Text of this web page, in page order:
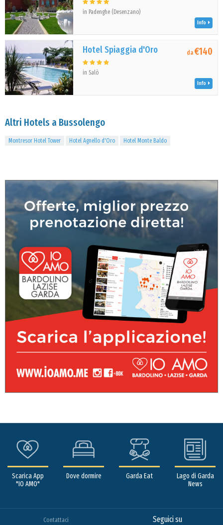
in Padenghe (Desenzano)
Info
Hotel Spiaggia d'Oro
in Salò
da€140
Info
Altri Hotels a Bussolengo
Montresor Hotel Tower Hotel Agnello d'Oro Hotel Monte Baldo
Scarica App
"IO AMO"
Dove dormire Garda Eat
Lago di Garda
News
Contattaci Seguici su